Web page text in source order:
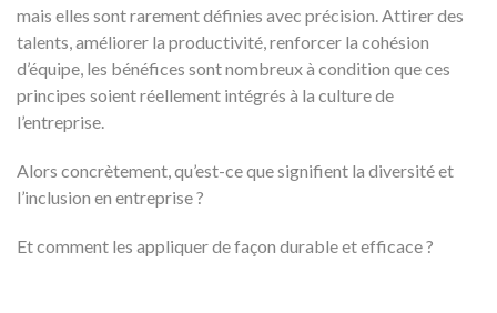
mais elles sont rarement définies avec précision. Attirer des
talents, améliorer la productivité, renforcer la cohésion
d’équipe, les bénéfices sont nombreux à condition que ces
principes soient réellement intégrés à la culture de
l’entreprise.
Alors concrètement, qu’est-ce que signifient la diversité et
l’inclusion en entreprise ?
Et comment les appliquer de façon durable et efficace ?